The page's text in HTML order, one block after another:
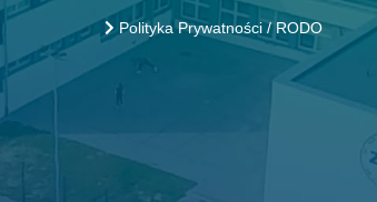
Polityka Prywatności / RODO